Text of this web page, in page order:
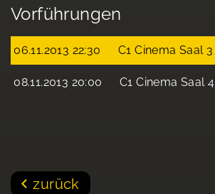
Vorführungen
06.11.2013 22:30 C1 Cinema Saal 3
08.11.2013 20:00 C1 Cinema Saal 4
zurück